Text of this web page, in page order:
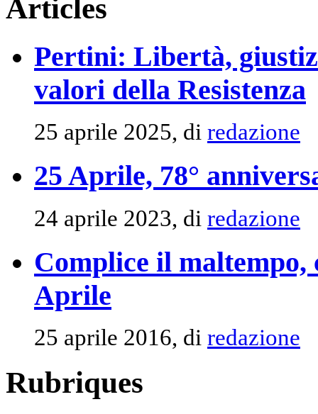
Articles
Pertini: Libertà,
valori della Resistenza
25 aprile 2025, di redazione
25 Aprile, 78°
24 aprile 2023, di redazione
Complice il
Aprile
25 aprile 2016, di redazione
Rubriques